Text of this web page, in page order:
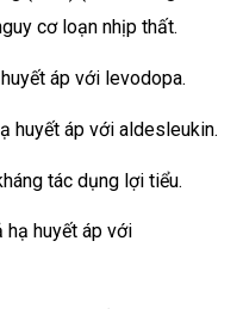
cơ loạn nhịp thất.
áp với levodopa.
huyết áp với aldesleukin.
tác dụng lợi tiểu.
hạ huyết áp với